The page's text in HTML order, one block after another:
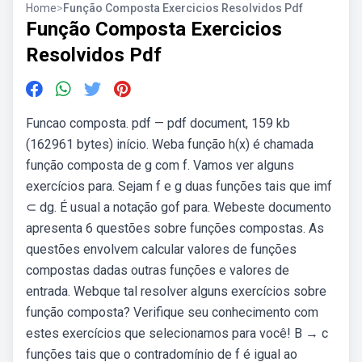
Home>Função Composta Exercicios Resolvidos Pdf
Função Composta Exercicios
Resolvidos Pdf
Funcao composta. pdf — pdf document, 159 kb
(162961 bytes) início. Weba função h(x) é chamada
função composta de g com f. Vamos ver alguns
exercícios para. Sejam f e g duas funções tais que imf
⊂ dg. É usual a notação gof para. Webeste documento
apresenta 6 questões sobre funções compostas. As
questões envolvem calcular valores de funções
compostas dadas outras funções e valores de
entrada. Webque tal resolver alguns exercícios sobre
função composta? Verifique seu conhecimento com
estes exercícios que selecionamos para você! B → c
funções tais que o contradomínio de f é igual ao